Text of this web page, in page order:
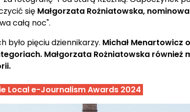
się Małgorzata Rożniatowska,
całą noc".
było pięciu dziennikarzy. Michał Menartowicz
Małgorzata Rożniatowska również
Local e-Journalism Awards 2024